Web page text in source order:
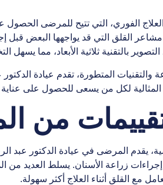
الفوري، التي تتيح للمرضى الحصول
القلق التي قد يواجهها البعض قبل
بالتقنية ثلاثية الأبعاد، مما يسهل
والتقنيات المتطورة، تقدم عيادة
المثالية لكل من يسعى للحصول على
من
يقدم المرضى في عيادة الدكتور
إجراءات زراعة الأسنان. يسلط العديد من
مع القلق أثناء العلاج أكثر سهولة.